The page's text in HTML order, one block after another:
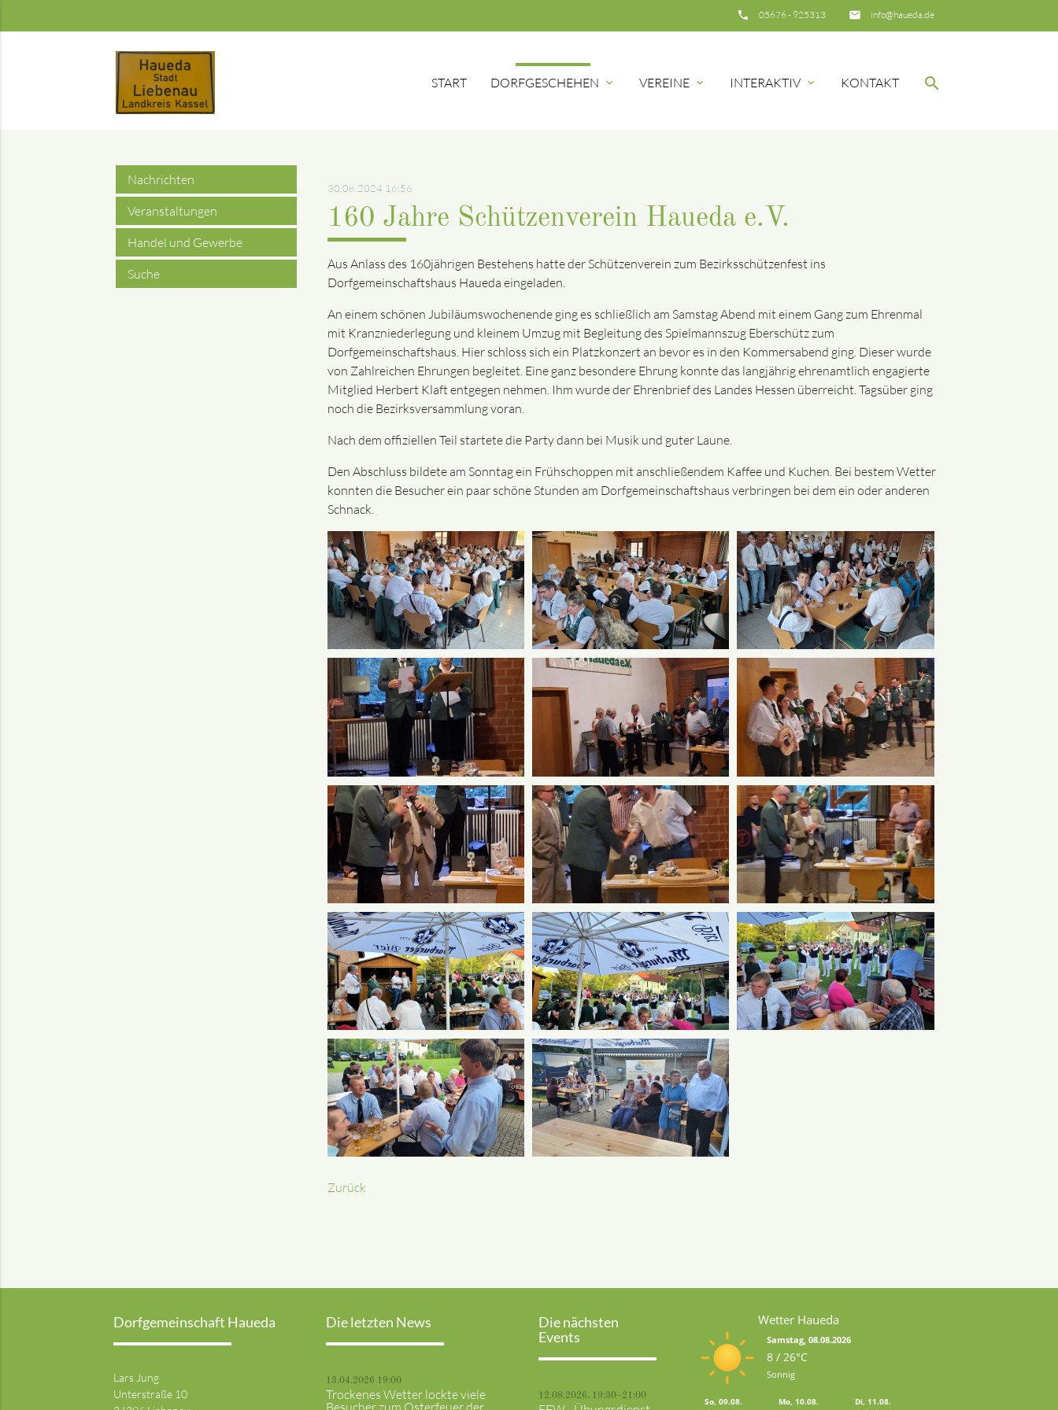
insert_email info@haueda.de
insert_phone 05676 - 925313
START DORFGESCHEHEN expand_more VEREINE expand_more INTERAKTIV expand_more KONTAKT search
30.08.2024 16:56
160 Jahre Schützenverein Haueda e.V.
Aus Anlass des 160jährigen Bestehens hatte der Schützenverein zum Bezirksschützenfest ins
Dorfgemeinschaftshaus Haueda eingeladen.
An einem schönen Jubiläumswochenende ging es schließlich am Samstag Abend mit einem Gang zum Ehrenmal
mit Kranzniederlegung und kleinem Umzug mit Begleitung des Spielmannszug Eberschütz zum
Dorfgemeinschaftshaus. Hier schloss sich ein Platzkonzert an bevor es in den Kommersabend ging. Dieser wurde
von Zahlreichen Ehrungen begleitet. Eine ganz besondere Ehrung konnte das langjährig ehrenamtlich engagierte
Mitglied Herbert Klaft entgegen nehmen. Ihm wurde der Ehrenbrief des Landes Hessen überreicht. Tagsüber ging
noch die Bezirksversammlung voran.
Nach dem offiziellen Teil startete die Party dann bei Musik und guter Laune.
Den Abschluss bildete am Sonntag ein Frühschoppen mit anschließendem Kaffee und Kuchen. Bei bestem Wetter
konnten die Besucher ein paar schöne Stunden am Dorfgemeinschaftshaus verbringen bei dem ein oder anderen
Schnack.
Zurück
Nachrichten
Veranstaltungen
Handel und Gewerbe
Suche
Dorfgemeinschaft Haueda
Lars Jung
Unterstraße 10
Die letzten News
13.04.2026 19:00
Trockenes Wetter lockte viele
Besucher zum Osterfeuer der
Die nächsten
Events
12.08.2026, 19:30–21:00
Wetter Haueda
Samstag, 08.08.2026
8 / 26°C
Sonnig
So, 09.08. Mo, 10.08. Di, 11.08.